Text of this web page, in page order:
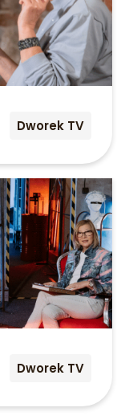
Dworek TV
Dworek TV